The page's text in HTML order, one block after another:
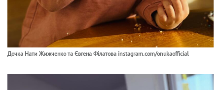
Дочка Нати Жижченко та Євгена Філатова instagram.com/onukaofficial